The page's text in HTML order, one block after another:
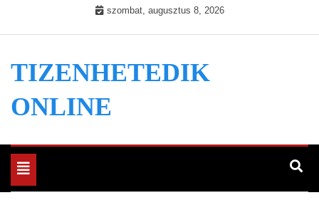
szombat, augusztus 8, 2026
TIZENHETEDIK
ONLINE
Toggle
navigation